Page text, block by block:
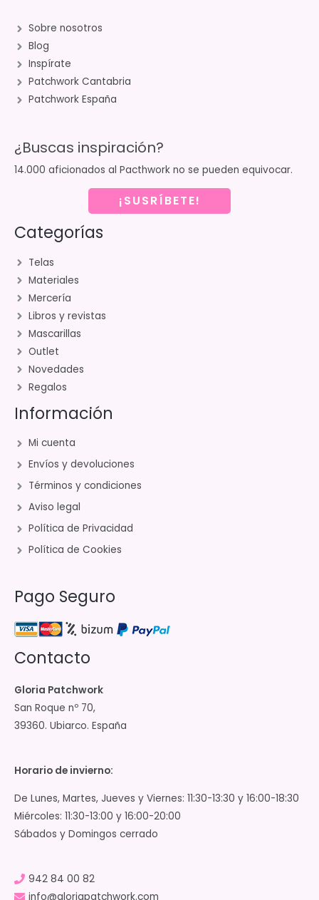
Sobre nosotros
Blog
Inspírate
Patchwork Cantabria
Patchwork España
¿Buscas inspiración?
14.000 aficionados al Pacthwork no se pueden equivocar.
¡SUSRÍBETE!
Categorías
Telas
Materiales
Mercería
Libros y revistas
Mascarillas
Outlet
Novedades
Regalos
Información
Mi cuenta
Envíos y devoluciones
Términos y condiciones
Aviso legal
Política de Privacidad
Política de Cookies
Pago Seguro
Contacto
Gloria Patchwork
San Roque nº 70,
39360. Ubiarco. España
Horario de invierno:
De Lunes, Martes, Jueves y Viernes: 11:30-13:30 y 16:00-18:30
Miércoles: 11:30-13:00 y 16:00-20:00
Sábados y Domingos cerrado
942 84 00 82
info@gloriapatchwork.com